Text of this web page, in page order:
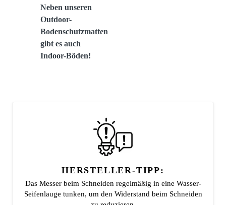
Neben unseren
Outdoor-
Bodenschutzmatten
gibt es auch
Indoor-Böden!
HERSTELLER-TIPP:
Das Messer beim Schneiden regelmäßig in eine Wasser-
Seifenlauge tunken, um den Widerstand beim Schneiden